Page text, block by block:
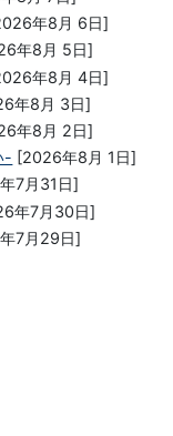
年8月 6日]
年8月 5日]
年8月 4日]
年8月 3日]
年8月 2日]
- [2026年8月 1日]
7月31日]
年7月30日]
7月29日]